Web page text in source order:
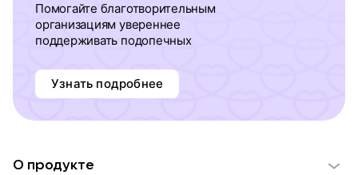
Помогайте благотворительным
организациям увереннее
поддерживать подопечных
Узнать подробнее
О продукте